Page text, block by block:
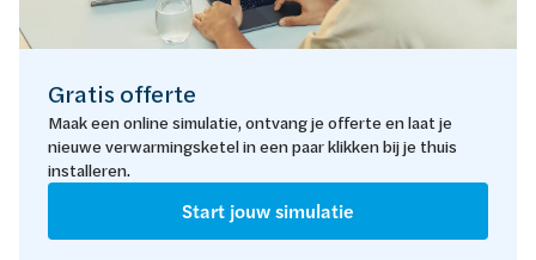
Gratis offerte
Maak een online simulatie, ontvang je offerte en laat je
nieuwe verwarmingsketel in een paar klikken bij je thuis
installeren.
Start jouw simulatie